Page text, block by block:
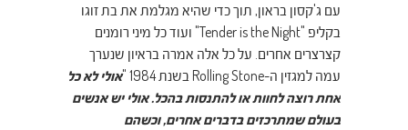
עם ג'קסון בראון, תוך כדי שהיא מגלמת את בת זוגו
בקליפ "Tender is the Night" ועוד כל מיני רומנים
קצרצרים אחרים. על כל אלה אמרה בראיון שנערך
עמה למגזין ה-Rolling Stone בשנת 1984 "
אולי לא כל
אחת רוצה לחוות או להתנסות בהכל. אולי יש אנשים
בעולם שמתרכזים בדברים אחרים, וכשהם